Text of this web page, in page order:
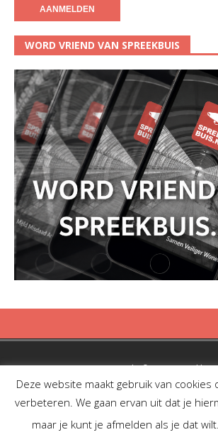
WORD VRIEND VAN SPREEKBUIS
Copyright © 2019 Spreekbuis
Deze website maakt gebruik van cookies
verbeteren. We gaan ervan uit dat je
maar je kunt je afmelden als je dat wilt.